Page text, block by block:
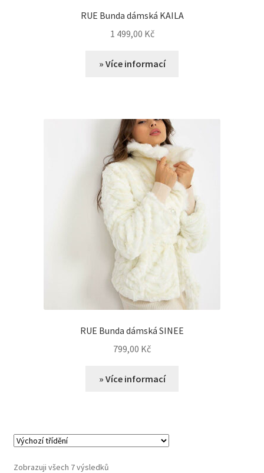
RUE Bunda dámská KAILA
1 499,00 Kč
» Více informací
RUE Bunda dámská SINEE
799,00 Kč
» Více informací
Zobrazuji všech 7 výsledků